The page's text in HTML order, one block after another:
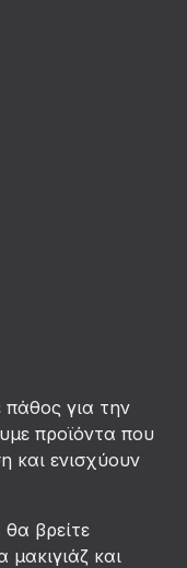
για την
προϊόντα που
και ενισχύουν
βρείτε
μακιγιάζ και